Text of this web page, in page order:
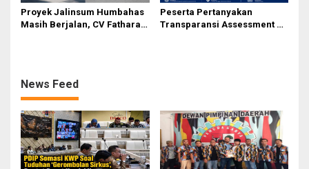
Proyek Jalinsum Humbahas
Masih Berjalan, CV Fathara
Peserta Pertanyakan
Transparansi Assessment PT
News Feed